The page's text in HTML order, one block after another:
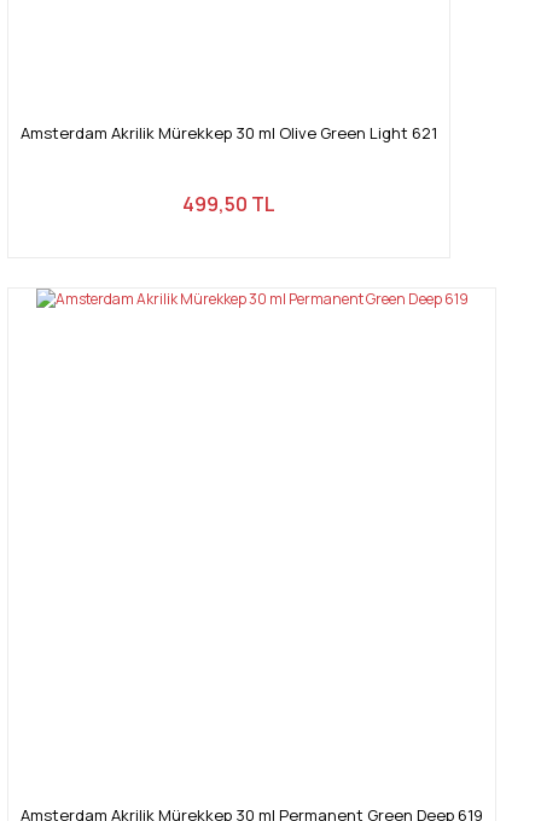
Amsterdam Akrilik Mürekkep 30 ml Olive Green Light 621
499,50 TL
Amsterdam Akrilik Mürekkep 30 ml Permanent Green Deep 619